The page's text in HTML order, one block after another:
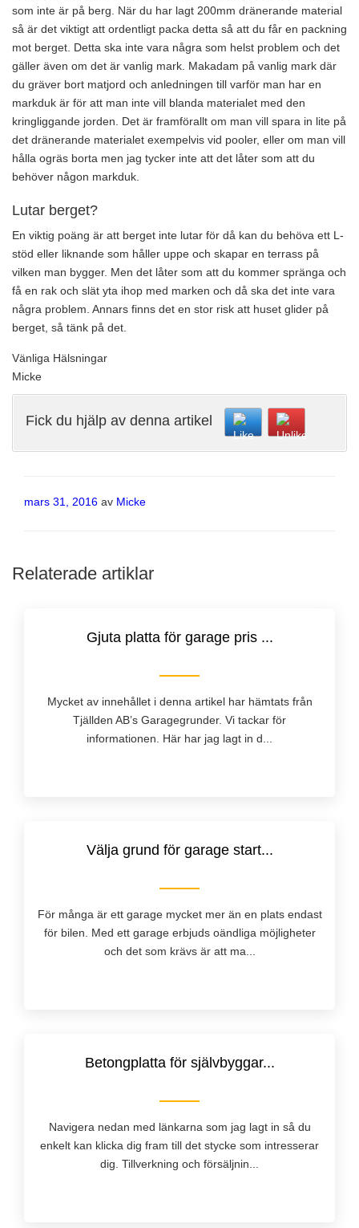
som inte är på berg. När du har lagt 200mm dränerande material
så är det viktigt att ordentligt packa detta så att du får en packning
mot berget. Detta ska inte vara några som helst problem och det
gäller även om det är vanlig mark. Makadam på vanlig mark där
du gräver bort matjord och anledningen till varför man har en
markduk är för att man inte vill blanda materialet med den
kringliggande jorden. Det är framförallt om man vill spara in lite på
det dränerande materialet exempelvis vid pooler, eller om man vill
hålla ogräs borta men jag tycker inte att det låter som att du
behöver någon markduk.
Lutar berget?
En viktig poäng är att berget inte lutar för då kan du behöva ett L-
stöd eller liknande som håller uppe och skapar en terrass på
vilken man bygger. Men det låter som att du kommer spränga och
få en rak och slät yta ihop med marken och då ska det inte vara
några problem. Annars finns det en stor risk att huset glider på
berget, så tänk på det.
Vänliga Hälsningar
Micke
Fick du hjälp av denna artikel
Publicerat
mars 31, 2016 av Micke
Relaterade artiklar
Gjuta platta för garage pris ...
Mycket av innehållet i denna artikel har hämtats från
Tjällden AB’s Garagegrunder. Vi tackar för
informationen. Här har jag lagt in d...
Välja grund för garage start...
För många är ett garage mycket mer än en plats endast
för bilen. Med ett garage erbjuds oändliga möjligheter
och det som krävs är att ma...
Betongplatta för självbyggar...
Navigera nedan med länkarna som jag lagt in så du
enkelt kan klicka dig fram till det stycke som intresserar
dig. Tillverkning och försäljnin...